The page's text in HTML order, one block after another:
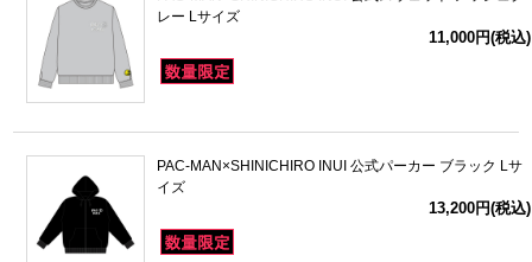
レー Lサイズ
11,000円(税込)
PAC-MAN×SHINICHIRO INUI 公式パーカー ブラック Lサ
イズ
13,200円(税込)